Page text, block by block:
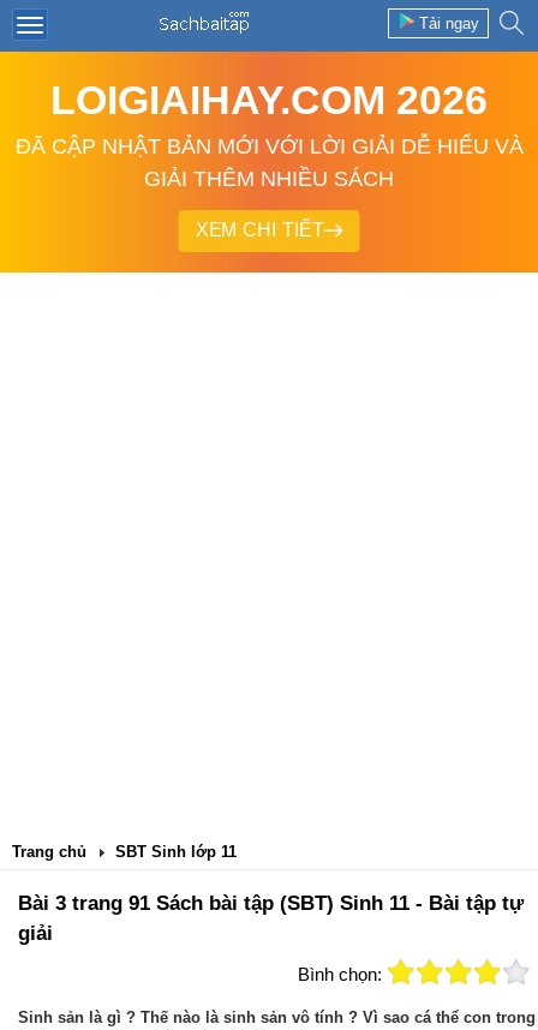
Tải ngay
LOIGIAIHAY.COM 2026
ĐÃ CẬP NHẬT BẢN MỚI VỚI LỜI GIẢI DỄ HIỂU VÀ
GIẢI THÊM NHIỀU SÁCH
XEM CHI TIẾT
Trang chủ SBT Sinh lớp 11
Bài 3 trang 91 Sách bài tập (SBT) Sinh 11 - Bài tập tự
giải
Bình chọn:
Sinh sản là gì ? Thế nào là sinh sản vô tính ? Vì sao cá thể con trong